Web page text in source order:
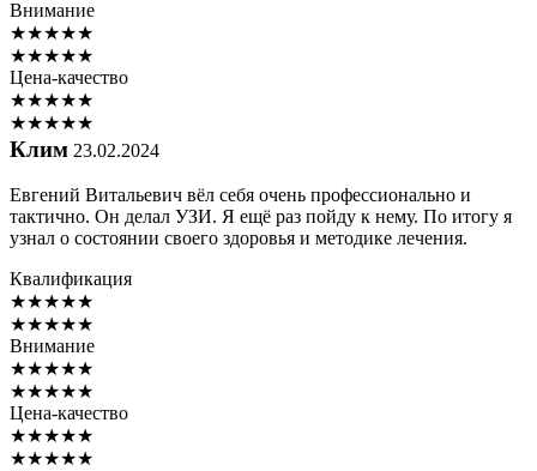
Внимание
★★★★★
★★★★★
Цена-качество
★★★★★
★★★★★
Клим 23.02.2024
Евгений Витальевич вёл себя очень профессионально и
тактично. Он делал УЗИ. Я ещё раз пойду к нему. По итогу я
узнал о состоянии своего здоровья и методике лечения.
Квалификация
★★★★★
★★★★★
Внимание
★★★★★
★★★★★
Цена-качество
★★★★★
★★★★★